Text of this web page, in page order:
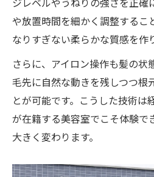
や放置時間を細かく調整するこ
なりすぎない柔らかな質感を作
さらに、アイロン操作も髪の状
毛先に自然な動きを残しつつ根
とが可能です。こうした技術は
が在籍する美容室でこそ体験で
大きく変わります。